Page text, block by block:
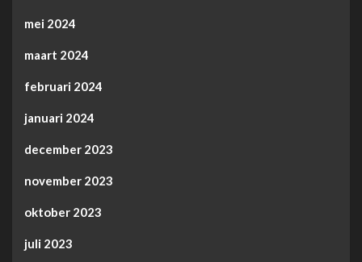
mei 2024
maart 2024
februari 2024
januari 2024
december 2023
november 2023
oktober 2023
juli 2023